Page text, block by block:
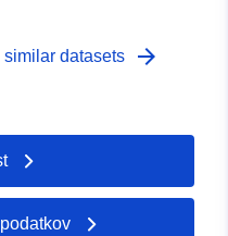
similar datasets arrow_forward